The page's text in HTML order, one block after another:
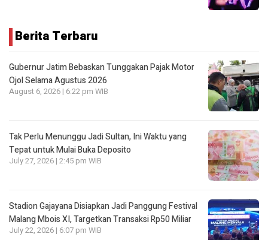
Berita Terbaru
Gubernur Jatim Bebaskan Tunggakan Pajak Motor
Ojol Selama Agustus 2026
August 6, 2026 | 6:22 pm WIB
Tak Perlu Menunggu Jadi Sultan, Ini Waktu yang
Tepat untuk Mulai Buka Deposito
July 27, 2026 | 2:45 pm WIB
Stadion Gajayana Disiapkan Jadi Panggung Festival
Malang Mbois XI, Targetkan Transaksi Rp50 Miliar
July 22, 2026 | 6:07 pm WIB